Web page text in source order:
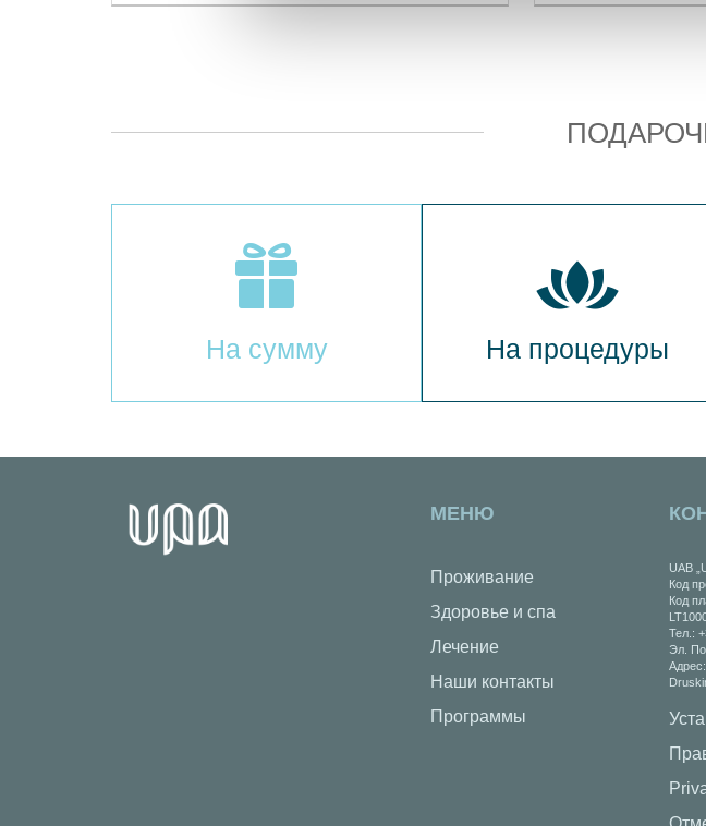
На сумму На процедуры
МЕНЮ
Проживание
Здоровье и спа
Лечение
Наши контакты
Программы
UAB
Код
Код
Тел.:
Эл.